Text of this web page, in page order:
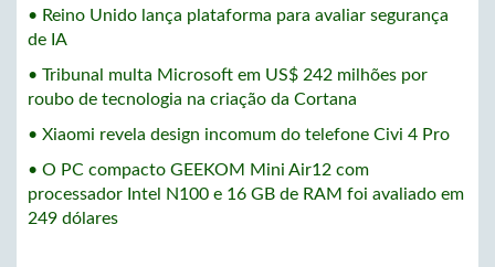
• Reino Unido lança plataforma para avaliar segurança
de IA
• Tribunal multa Microsoft em US$ 242 milhões por
roubo de tecnologia na criação da Cortana
• Xiaomi revela design incomum do telefone Civi 4 Pro
• O PC compacto GEEKOM Mini Air12 com
processador Intel N100 e 16 GB de RAM foi avaliado em
249 dólares